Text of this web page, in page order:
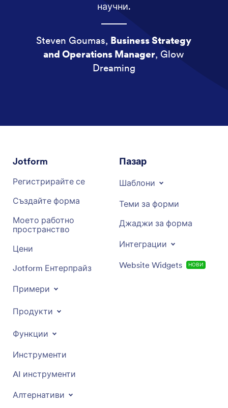
научни.
Steven Goumas, Business Strategy
and Operations Manager, Glow
Dreaming
Jotform
Регистрирайте се
Създайте форма
Моето работно
пространство
Цени
Jotform Ентерпрайз
Примери
Продукти
Функции
Инструменти
AI инструменти
Алтернативи
Пазар
Шаблони
Теми за форми
Джаджи за форма
Интеграции
Website Widgets НОВИ